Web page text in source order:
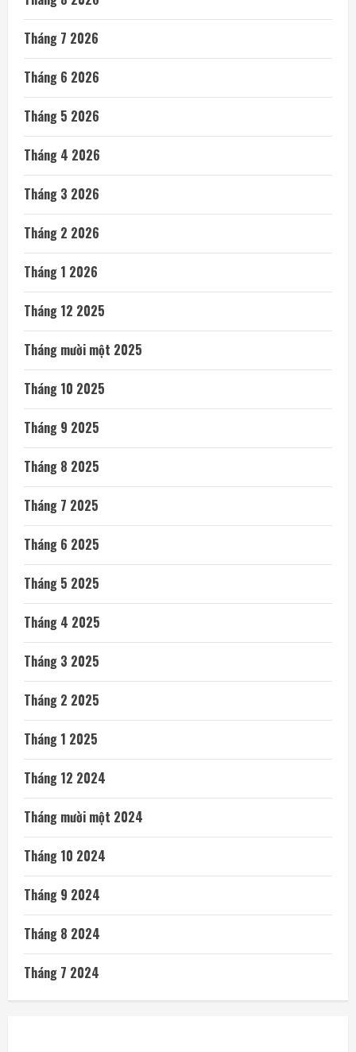
Tháng 7 2026
Tháng 6 2026
Tháng 5 2026
Tháng 4 2026
Tháng 3 2026
Tháng 2 2026
Tháng 1 2026
Tháng 12 2025
Tháng mười một 2025
Tháng 10 2025
Tháng 9 2025
Tháng 8 2025
Tháng 7 2025
Tháng 6 2025
Tháng 5 2025
Tháng 4 2025
Tháng 3 2025
Tháng 2 2025
Tháng 1 2025
Tháng 12 2024
Tháng mười một 2024
Tháng 10 2024
Tháng 9 2024
Tháng 8 2024
Tháng 7 2024